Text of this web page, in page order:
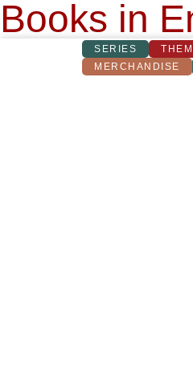
SERIES
MERCHANDISE
Books in